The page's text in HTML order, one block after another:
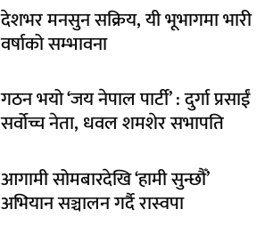
देशभर मनसुन सक्रिय, यी भूभागमा भारी
वर्षाको सम्भावना
गठन भयो ‘जय नेपाल पार्टी’ : दुर्गा प्रसाईं
सर्वोच्च नेता, धवल शमशेर सभापति
आगामी सोमबारदेखि ‘हामी सुन्छौँ’
अभियान सञ्चालन गर्दै रास्वपा